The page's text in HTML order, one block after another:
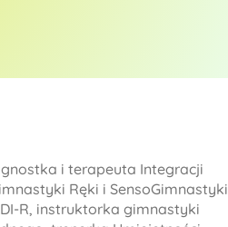
i terapeuta Integracji
Ręki i SensoGimnastyki
R, instruktorka gimnastyki